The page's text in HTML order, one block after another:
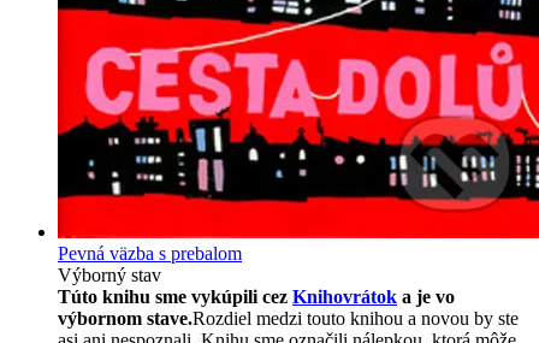
Pevná väzba s prebalom
Výborný stav
Túto knihu sme vykúpili cez Knihovrátok a je vo
výbornom stave.Rozdiel medzi touto knihou a novou by ste